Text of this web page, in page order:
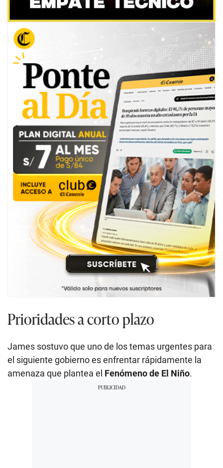
Prioridades a corto plazo
James sostuvo que uno de los temas urgentes para
el siguiente gobierno es enfrentar rápidamente la
amenaza que plantea el Fenómeno de El Niño.